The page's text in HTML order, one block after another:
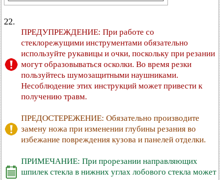
22.
ПРЕДУПРЕЖДЕНИЕ: При работе со
стеклорежущими инструментами обязательно
используйте рукавицы и очки, поскольку при резании
могут образовываться осколки. Во время резки
пользуйтесь шумозащитными наушниками.
Несоблюдение этих инструкций может привести к
получению травм.
ПРЕДОСТЕРЕЖЕНИЕ: Обязательно производите
замену ножа при изменении глубины резания во
избежание повреждения кузова и панелей отделки.
ПРИМЕЧАНИЕ: При прорезании направляющих
шпилек стекла в нижних углах лобового стекла может